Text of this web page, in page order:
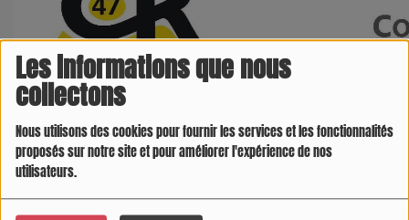
Les informations que nous
collectons
Nous utilisons des cookies pour fournir les services et les fonctionnalités
proposés sur notre site et pour améliorer l'expérience de nos
utilisateurs.